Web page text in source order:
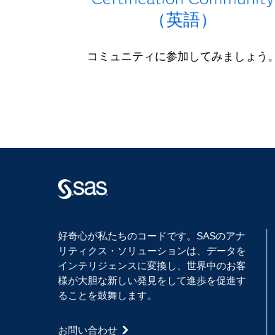
（英語）
コミュニティに参加してみましょう。
好奇心が私たちのコードです。SASのアナ
リティクス・ソリューションは、データを
インテリジェンスに変換し、世界中のお客
様が大胆な新しい発見をして進歩を促進す
ることを鼓舞します。
お問い合わせ